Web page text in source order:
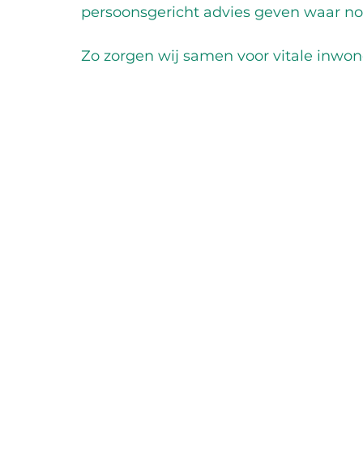
persoonsgericht advies geven waar
Zo zorgen wij samen voor vitale